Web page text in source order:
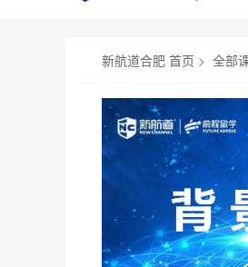
新航道合肥 首页 > 全部
上课时
上课地
武广40